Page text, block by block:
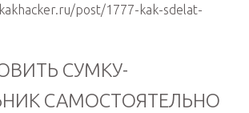
post/1777-kak-sdelat-
СУМКУ-
САМОСТОЯТЕЛЬНО